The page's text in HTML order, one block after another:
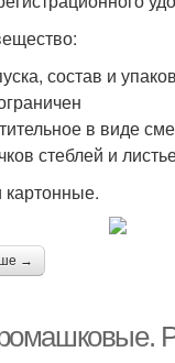
состав и
в виде
стеблей и
картонные.
→